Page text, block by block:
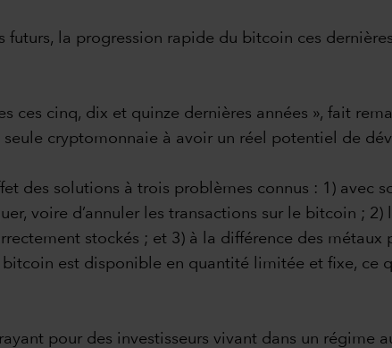
la progression rapide du bitcoin ces
ces cinq, dix et quinze dernières années », fait
cryptomonnaie à avoir un réel potentiel de
des solutions à trois problèmes connus : 1) avec
voire d’annuler les transactions sur le bitcoin ; 2)
stockés ; et 3) à la différence des métaux
est disponible en quantité limitée et fixe, ce
pour des investisseurs vivant dans un régime